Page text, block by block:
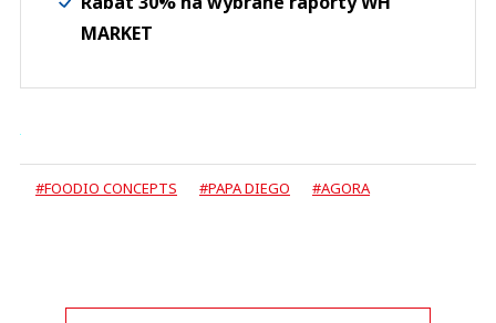
MARKET
#FOODIO CONCEPTS #PAPA DIEGO #AGORA